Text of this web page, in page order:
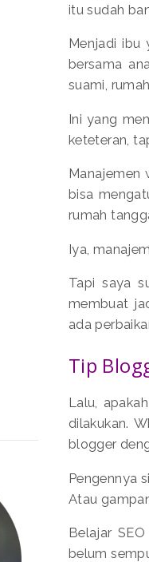
itu sudah
Menjadi ibu
bersama
suami,
Ini yang
keteteran,
Manajemen
bisa
rumah
Iya,
Tapi saya
membuat
ada
Tip
Lalu,
dilakukan.
blogger
Pengennya
Atau
Belajar
belum